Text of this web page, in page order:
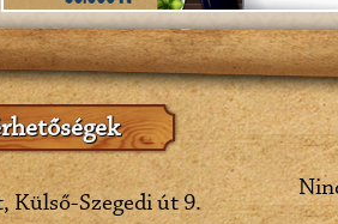
Külső-Szegedi út 9.